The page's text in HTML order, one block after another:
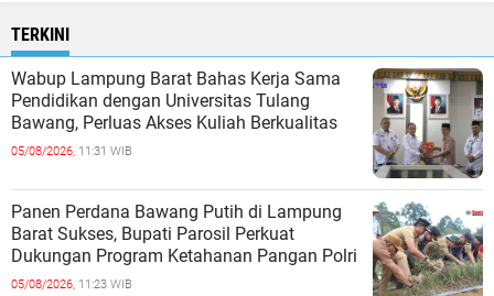
TERKINI
Wabup Lampung Barat Bahas Kerja Sama
Pendidikan dengan Universitas Tulang
Bawang, Perluas Akses Kuliah Berkualitas
05/08/2026, 11:31 WIB
Panen Perdana Bawang Putih di Lampung
Barat Sukses, Bupati Parosil Perkuat
Dukungan Program Ketahanan Pangan Polri
05/08/2026, 11:23 WIB